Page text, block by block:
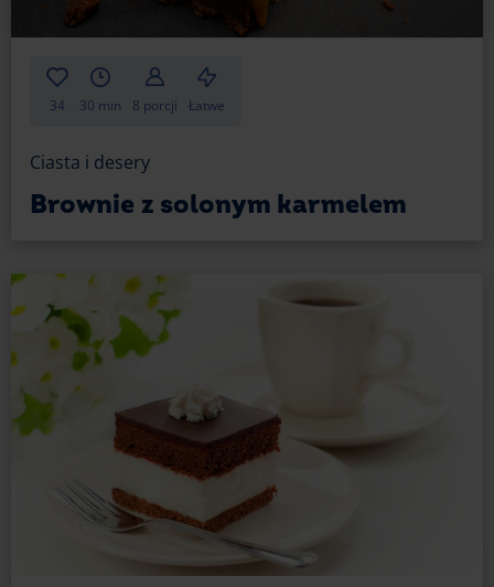
34 30 min 8 porcji Łatwe
Ciasta i desery
Brownie z solonym karmelem